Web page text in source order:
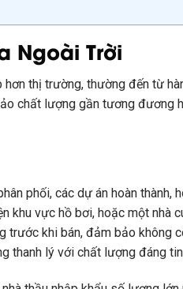
Ngoài Trời
thị trường, thường đến từ
chất lượng gần tương đương
phối, các dự án hoàn thành,
khu vực hồ bơi, hoặc một nhà
khi bán, đảm bảo không
thanh lý với chất lượng đáng